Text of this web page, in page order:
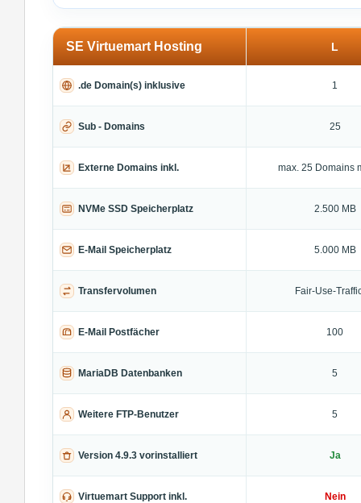
SE Virtuemart Hosting L
.de Domain(s) inklusive 1
Sub - Domains 25
Externe Domains inkl. max. 25 Domains
NVMe SSD Speicherplatz 2.500 MB
E-Mail Speicherplatz 5.000 MB
Transfervolumen Fair-Use-
E-Mail Postfächer 100
MariaDB Datenbanken 5
Weitere FTP-Benutzer 5
Version 4.9.3 vorinstalliert Ja
Virtuemart Support inkl. Nein